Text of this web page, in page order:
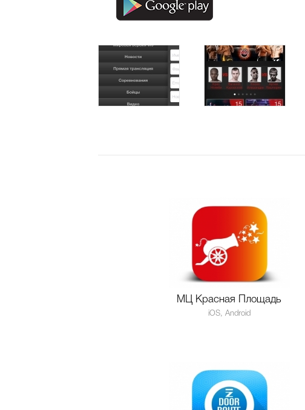
МЦ Красная Площадь
iOS, Android